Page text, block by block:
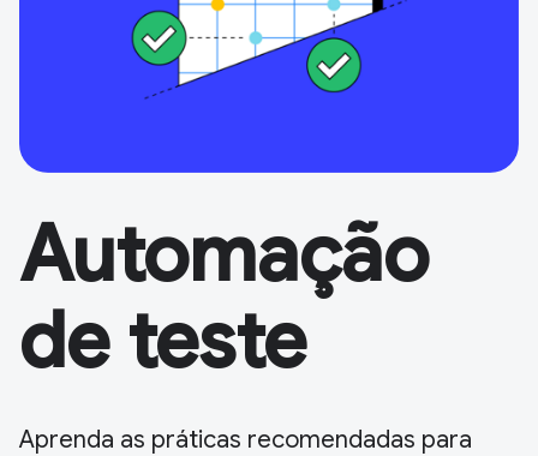
Automação
de teste
Aprenda as práticas recomendadas para